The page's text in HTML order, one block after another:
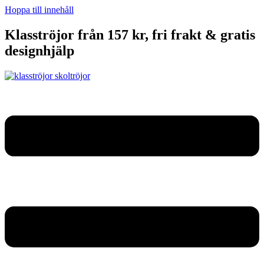
Hoppa till innehåll
Klasströjor från 157 kr, fri frakt & gratis
designhjälp